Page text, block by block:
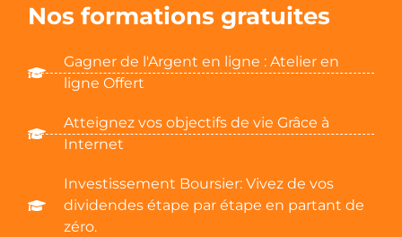
Nos formations gratuites
Gagner de l'Argent en ligne : Atelier en
ligne Offert
Atteignez vos objectifs de vie Grâce à
Internet
Investissement Boursier: Vivez de vos
dividendes étape par étape en partant de
zéro.